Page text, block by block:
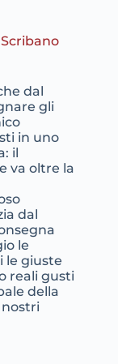
Scribano
dal
gli
in uno
il
va oltre la
dal
le
le giuste
reali gusti
della
nostri